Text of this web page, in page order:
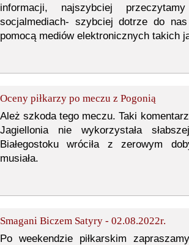
informacji, najszybciej
socjalmediach- szybciej dotrze do
pomocą mediów elektronicznych takich
Oceny piłkarzy po meczu z Pogonią
Ależ szkoda tego meczu. Taki
Jagiellonia nie wykorzystała
Białegostoku wróciła z zerowym
musiała.
Smagani Biczem Satyry - 02.08.2022r.
Po weekendzie piłkarskim